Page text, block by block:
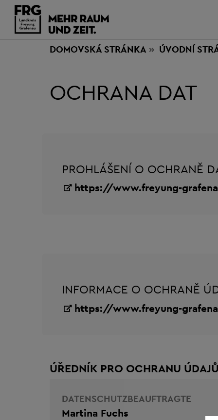
DOMOVSKÁ STRÁNKA ÚVODNÍ
OCHRANA DAT
PROHLÁŠENÍ O OCHRANĚ
https://www.freyung-
INFORMACE O OCHRANĚ
https://www.freyung-
ÚŘEDNÍK PRO OCHRANU ÚDAJŮ
DATENSCHUTZBEAUFTRAGTE
Martina Fuchs